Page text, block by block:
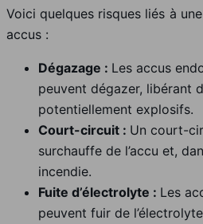
Voici quelques risques liés à
accus :
Dégazage : Les accus
peuvent dégazer, libérant
potentiellement explosifs.
Court-circuit : Un court-
surchauffe de l’accu et,
incendie.
Fuite d’électrolyte : Les
peuvent fuir de